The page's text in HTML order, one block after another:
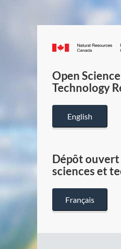
Open
Technology
English
Dépôt ouvert
sciences et
Français